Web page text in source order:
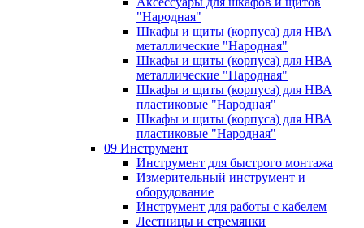
"Народная"
Шкафы и щиты (корпуса) для НВА
металлические "Народная"
Шкафы и щиты (корпуса) для НВА
металлические "Народная"
Шкафы и щиты (корпуса) для НВА
пластиковые "Народная"
Шкафы и щиты (корпуса) для НВА
пластиковые "Народная"
09 Инструмент
Инструмент для быстрого монтажа
Измерительный инструмент и
оборудование
Инструмент для работы с кабелем
Лестницы и стремянки